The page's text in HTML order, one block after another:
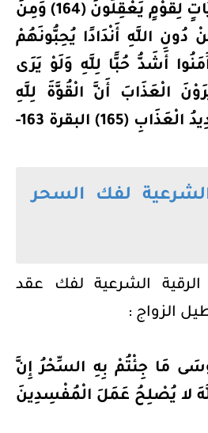
السَّمَاءِ وَالْأَرْضِ لَآَيَاتٍ لِقَوْمٍ يَعْقِلُونَ (164) وَمِنَ
اللَّهِ أَنْدَادًا يُحِبُّونَهُمْ
أَشَدُّ حُبًّا لِلَّهِ وَلَوْ يَرَى
الْعَذَابَ أَنَّ الْقُوَّةَ لِلَّهِ
جَمِيعًا وَأَنَّ اللَّهَ شَدِيدُ الْعَذَابِ (165) البقرة 163-
لفك السحر
الشرعية لفك عقد
الزواج :
مَا جِئْتُمْ بِهِ السِّحْرُ إِنَّ
لا يُصْلِحُ عَمَلَ الْمُفْسِدِينَ